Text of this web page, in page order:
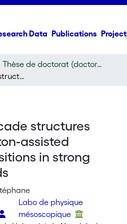
Data Publications
Thèse de doctorat (doctoral thesis)
Quantum cascade structures based on photon-assisted tunneling transitions in strong magnetic fields
structures
assisted
in strong
Labo de physique
mésoscopique